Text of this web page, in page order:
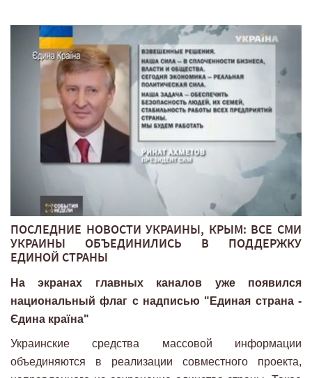
ПОСЛЕДНИЕ НОВОСТИ УКРАИНЫ, КРЫМ: ВСЕ СМИ
УКРАИНЫ ОБЪЕДИНИЛИСЬ В ПОДДЕРЖКУ
ЕДИНОЙ СТРАНЫ
На экранах главных каналов уже появился
национальный флаг с надписью "Единая страна -
Єдина країна"
Украинские средства массовой информации
объединяются в реализации совместного проекта,